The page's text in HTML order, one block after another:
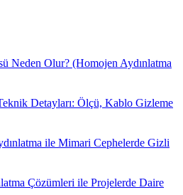
Neden Olur? (Homojen Aydınlatma
Detayları: Ölçü, Kablo Gizleme
ile Mimari Cephelerde Gizli
Çözümleri ile Projelerde Daire